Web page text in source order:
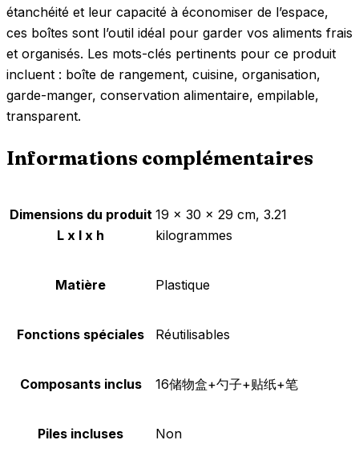
étanchéité et leur capacité à économiser de l’espace,
ces boîtes sont l’outil idéal pour garder vos aliments frais
et organisés. Les mots-clés pertinents pour ce produit
incluent : boîte de rangement, cuisine, organisation,
garde-manger, conservation alimentaire, empilable,
transparent.
Informations complémentaires
Dimensions du produit
L x l x h
‎19 x 30 x 29 cm, 3.21
kilogrammes
Matière ‎Plastique
Fonctions spéciales ‎Réutilisables
Composants inclus ‎16储物盒+勺子+贴纸+笔
Piles incluses ‎Non